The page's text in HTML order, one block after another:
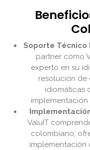
Soporte Técnico
partner como
experto en su
resolución de
idiomáticas
ValuIT
colombiano,
implementación